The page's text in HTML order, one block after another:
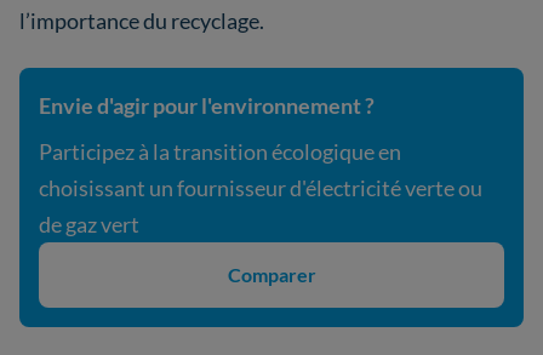
l’importance du recyclage.
Envie d'agir pour l'environnement ?
Participez à la transition écologique en
choisissant un fournisseur d'électricité verte ou
de gaz vert
Comparer